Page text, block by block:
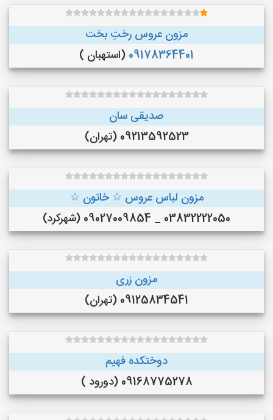
مزون عروس رختِ بخت
09178364401 (استهبان )
صدیقی سان
09213592523 (تهران)
مزون لباس عروس ☆ خاتون ☆
03832222050 _ 09027009854 (شهرکرد)
مزون زری
09125834541 (تهران)
دوختکده فهیم
09168775278 (دورود )